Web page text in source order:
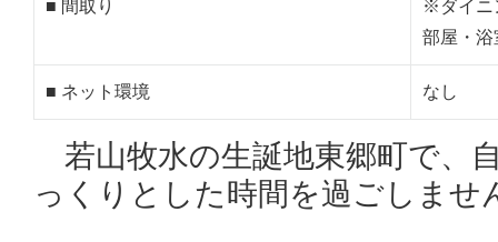
■ 間取り
※ダイニ
部屋・
■ ネット環境 なし
若山牧水の生誕地東郷町で、
っくりとした時間を過ごしませ